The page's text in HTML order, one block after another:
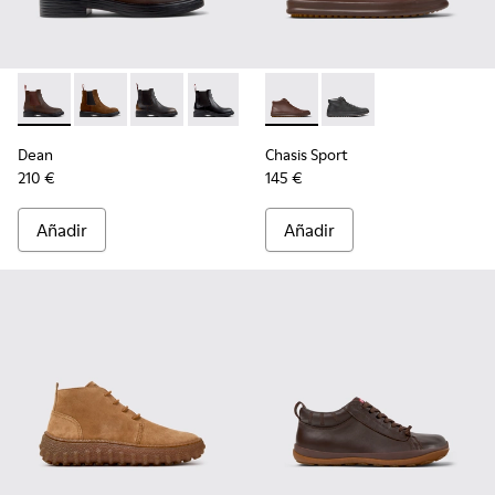
Dean - K300492-004 - Botines marrones de nobuk para
Dean - K300492-007 - Botines marrones de ante
Dean - K300492-005
Dean - K300492-001
Dean
210 €
Añadir
Chasis Sport - K300236-
Chasis Sport -
Chasis Sport
145 €
Añadir